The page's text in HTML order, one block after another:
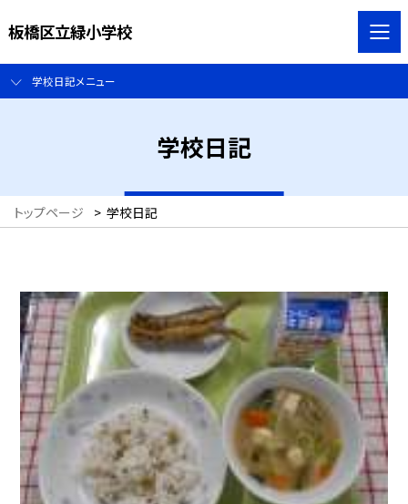
板橋区立緑小学校
学校日記メニュー
学校日記
トップページ > 学校日記